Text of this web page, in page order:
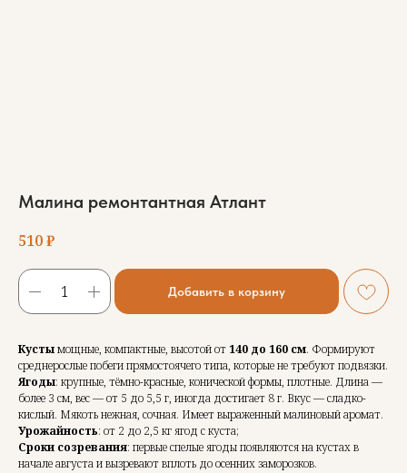
Малина ремонтантная Атлант
510₽
Добавить в корзину
Кустымощные, компактные, высотой от 140 до 160 см. Формируют
среднерослые побеги прямостоячего типа, которые не требуют подвязки.
Ягоды: крупные, тёмно-красные, конической формы, плотные. Длина —
более 3 см, вес — от 5 до 5,5 г, иногда достигает 8 г. Вкус — сладко-
кислый. Мякоть нежная, сочная. Имеет выраженный малиновый аромат.
Урожайность: от 2 до 2,5 кг ягод с куста;
Сроки созревания: первые спелые ягоды появляются на кустах в
начале августа и вызревают вплоть до осенних заморозков.